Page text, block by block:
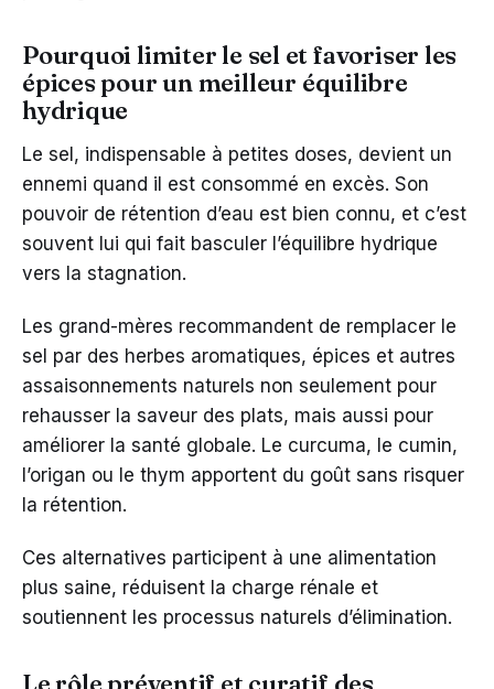
Pourquoi limiter le sel et favoriser les
épices pour un meilleur équilibre
hydrique
Le sel, indispensable à petites doses, devient un
ennemi quand il est consommé en excès. Son
pouvoir de rétention d’eau est bien connu, et c’est
souvent lui qui fait basculer l’équilibre hydrique
vers la stagnation.
Les grand-mères recommandent de remplacer le
sel par des herbes aromatiques, épices et autres
assaisonnements naturels non seulement pour
rehausser la saveur des plats, mais aussi pour
améliorer la santé globale. Le curcuma, le cumin,
l’origan ou le thym apportent du goût sans risquer
la rétention.
Ces alternatives participent à une alimentation
plus saine, réduisent la charge rénale et
soutiennent les processus naturels d’élimination.